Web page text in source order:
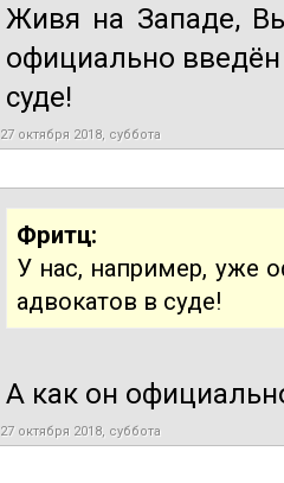
Живя на Западе,
официально
суде!
27 октября 2018, суббота
Фритц:
У нас, например, уже
адвокатов в суде!
А как он
27 октября 2018, суббота